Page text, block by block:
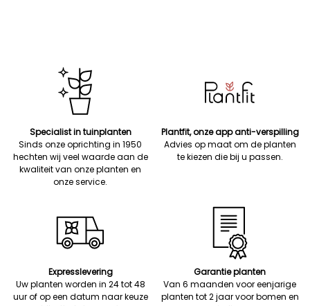
Specialist in tuinplanten
Sinds onze oprichting in 1950
hechten wij veel waarde aan de
kwaliteit van onze planten en
onze service.
Plantfit, onze app anti-verspilling
Advies op maat om de planten
te kiezen die bij u passen.
Expresslevering
Uw planten worden in 24 tot 48
uur of op een datum naar keuze
Garantie planten
Van 6 maanden voor eenjarige
planten tot 2 jaar voor bomen en